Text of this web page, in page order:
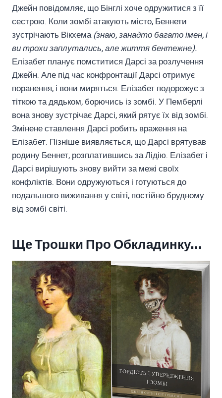
Джейн повідомляє, що Бінглі хоче одружитися з її
сестрою. Коли зомбі атакують місто, Беннети
зустрічають Вікхема (знаю, занадто багато імен, і
ви трохи заплутались, але життя бентежне).
Елізабет планує помститися Дарсі за розлучення
Джейн. Але під час конфронтації Дарсі отримує
поранення, і вони миряться. Елізабет подорожує з
тіткою та дядьком, борючись із зомбі. У Пемберлі
вона знову зустрічає Дарсі, який рятує їх від зомбі.
Змінене ставлення Дарсі робить враження на
Елізабет. Пізніше виявляється, що Дарсі врятував
родину Беннет, розплатившись за Лідію. Елізабет і
Дарсі вирішують знову вийти за межі своїх
конфліктів. Вони одружуються і готуються до
подальшого виживання у світі, постійно брудному
від зомбі світі.
Ще Трошки Про Обкладинку…